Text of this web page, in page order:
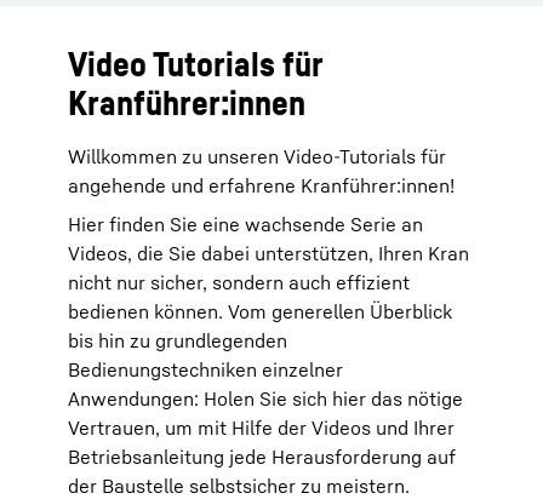
Video Tutorials für
Kranführer:innen
Willkommen zu unseren Video-Tutorials für
angehende und erfahrene Kranführer:innen!
Hier finden Sie eine wachsende Serie an
Videos, die Sie dabei unterstützen, Ihren Kran
nicht nur sicher, sondern auch effizient
bedienen können. Vom generellen Überblick
bis hin zu grundlegenden
Bedienungstechniken einzelner
Anwendungen: Holen Sie sich hier das nötige
Vertrauen, um mit Hilfe der Videos und Ihrer
Betriebsanleitung jede Herausforderung auf
der Baustelle selbstsicher zu meistern.